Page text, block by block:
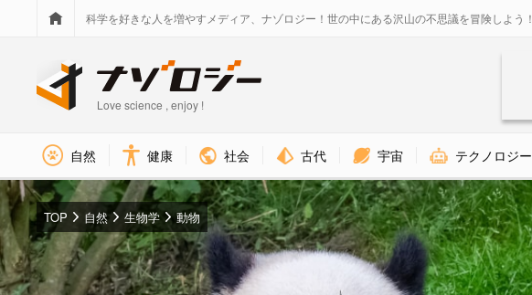
科学を好きな人を増やすメディア、ナゾロジー！世の中にある沢山の不思議を冒険しよう！
Love science , enjoy !
自然 健康 社会 古代 宇宙 テクノロジー
TOP 自然 生物学 動物